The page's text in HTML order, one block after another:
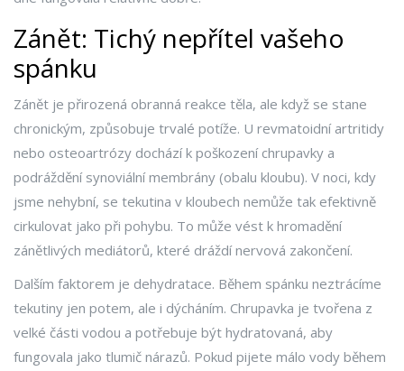
Zánět: Tichý nepřítel vašeho
spánku
Zánět je přirozená obranná reakce těla, ale když se stane
chronickým, způsobuje trvalé potíže. U revmatoidní artritidy
nebo osteoartrózy dochází k poškození chrupavky a
podráždění synoviální membrány (obalu kloubu). V noci, kdy
jsme nehybní, se tekutina v kloubech nemůže tak efektivně
cirkulovat jako při pohybu. To může vést k hromadění
zánětlivých mediátorů, které dráždí nervová zakončení.
Dalším faktorem je dehydratace. Během spánku neztrácíme
tekutiny jen potem, ale i dýcháním. Chrupavka je tvořena z
velké části vodou a potřebuje být hydratovaná, aby
fungovala jako tlumič nárazů. Pokud pijete málo vody během